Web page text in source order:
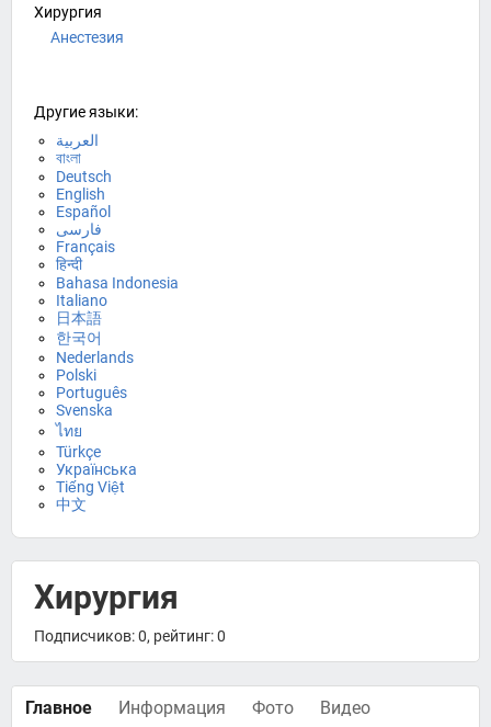
Хирургия
Анестезия
Другие языки:
العربية
বাংলা
Deutsch
English
Español
فارسی
Français
हिन्दी
Bahasa Indonesia
Italiano
日本語
한국어
Nederlands
Polski
Português
Svenska
ไทย
Türkçe
Українська
Tiếng Việt
中文
Хирургия
Подписчиков: 0, рейтинг: 0
Главное Информация Фото Видео